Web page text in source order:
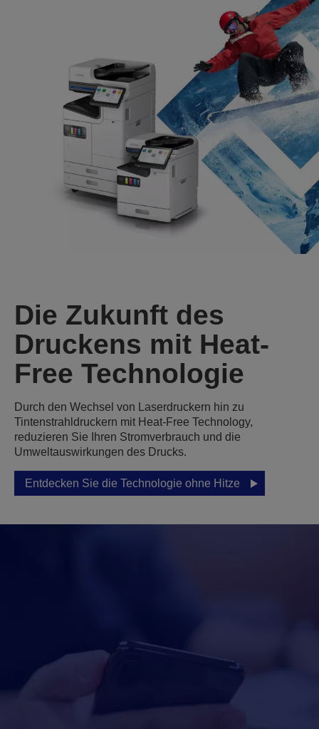
Die Zukunft des
Druckens mit Heat-
Free Technologie
Durch den Wechsel von Laserdruckern hin zu
Tintenstrahldruckern mit Heat-Free Technology,
reduzieren Sie Ihren Stromverbrauch und die
Umweltauswirkungen des Drucks.
Entdecken Sie die Technologie ohne Hitze